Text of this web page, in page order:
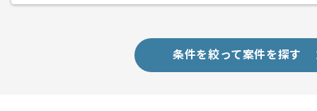
条件を絞って案件を探す